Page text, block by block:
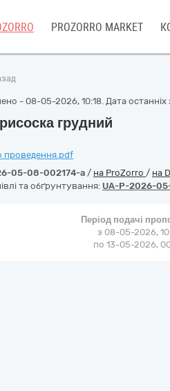
PROZORRO MARKET
- 08-05-2026, 10:18. Дата останніх
грудний
проведення.pdf
05-08-002174-a / на ProZorro / на
та обґрунтування: UA-P-2026-
Період подачі
з 08-05-2026,
по 13-05-2026,